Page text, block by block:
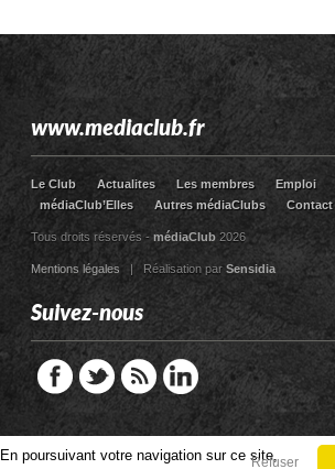
www.mediaclub.fr
Le Club Actualites Les membres Emploi
médiaClub’Elles
Autres médiaClubs Contact
Tous droits réservés -médiaClub 2026
Mentions légales| Réalisation parSensidia
Suivez-nous
Refuser
En poursuivant votre navigation sur ce site,
Refuser
En poursuivant votre navigation sur ce site,